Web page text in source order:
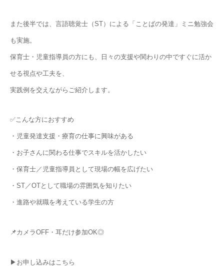
また後半では、言語聴覚士（ST）による「ことばの発達」ミニ勉強会
も実施。
保育士・児童指導員の方にも、日々の支援や関わりの中ですぐに活か
せる視点や工夫を、
実践例を交えながらご紹介します。
✅こんな方におすすめ
・児童発達支援・療育の仕事に興味がある
・お子さんに関わる仕事でスキルを活かしたい
・保育士／児童指導員として現場の幅を広げたい
・ST／OTとして職場の雰囲気を知りたい
・進路や就職を考えている学生の方
📌カメラOFF・耳だけ参加OK◎
▶お申し込みはこちら